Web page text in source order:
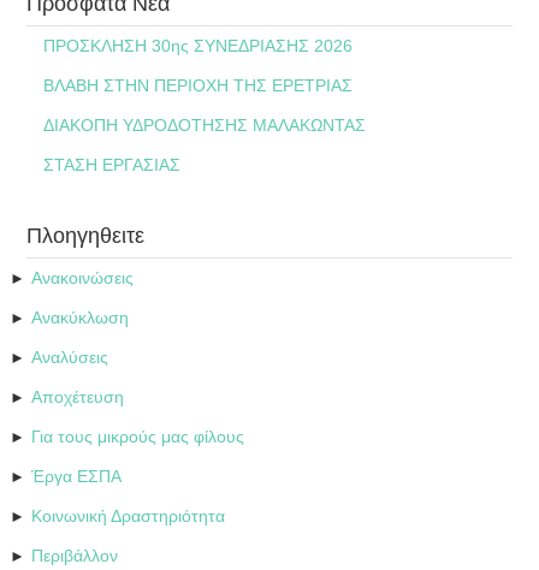
ΠΡΟΣΚΛΗΣΗ 30ης ΣΥΝΕΔΡΙΑΣΗΣ 2026
ΒΛΑΒΗ ΣΤΗΝ ΠΕΡΙΟΧΗ ΤΗΣ ΕΡΕΤΡΙΑΣ
ΔΙΑΚΟΠΗ ΥΔΡΟΔΟΤΗΣΗΣ ΜΑΛΑΚΩΝΤΑΣ
ΣΤΑΣΗ ΕΡΓΑΣΙΑΣ
Πλοηγηθειτε
► Ανακοινώσεις
► Ανακύκλωση
► Αναλύσεις
► Αποχέτευση
► Για τους μικρούς μας φίλους
► Έργα ΕΣΠΑ
► Κοινωνική Δραστηριότητα
► Περιβάλλον